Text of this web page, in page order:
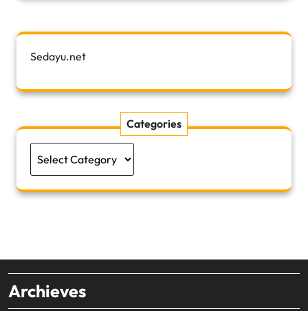
Sedayu.net
Categories
Archieves